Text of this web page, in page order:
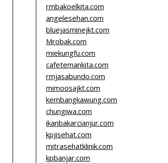
rmbakoelkita.com
angelesehan.com
bluejasminejkt.com
Mrobak.com
miekungfu.com
cafetemankita.com
rmjasabundo.com
mimoosajkt.com
kembangkawung.com
chungiwa.com
ikanbakarcianjur.com
kpjisehat.com
mitrasehatklinik.com
kpbanjar.com